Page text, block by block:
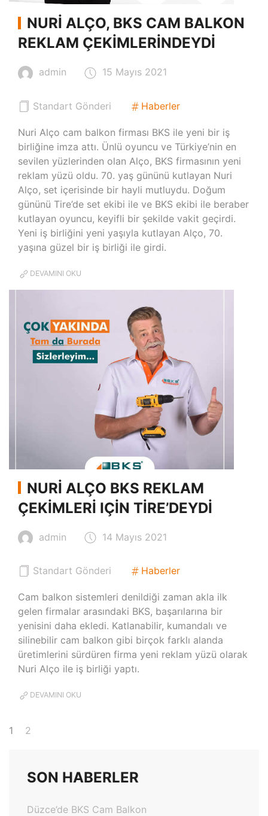
NURI ALÇO, BKS CAM BALKON
REKLAM ÇEKIMLERINDEYDI
admin 15 Mayıs 2021
Standart Gönderi Haberler
Nuri Alço cam balkon firması BKS ile yeni bir iş
birliğine imza attı. Ünlü oyuncu ve Türkiye’nin en
sevilen yüzlerinden olan Alço, BKS firmasının yeni
reklam yüzü oldu. 70. yaş gününü kutlayan Nuri
Alço, set içerisinde bir hayli mutluydu. Doğum
gününü Tire’de set ekibi ile ve BKS ekibi ile beraber
kutlayan oyuncu, keyifli bir şekilde vakit geçirdi.
Yeni iş birliğini yeni yaşıyla kutlayan Alço, 70.
yaşına güzel bir iş birliği ile girdi.
DEVAMINI OKU
NURI ALÇO BKS REKLAM
ÇEKIMLERI IÇIN TIRE’DEYDI
admin 14 Mayıs 2021
Standart Gönderi Haberler
Cam balkon sistemleri denildiği zaman akla ilk
gelen firmalar arasındaki BKS, başarılarına bir
yenisini daha ekledi. Katlanabilir, kumandalı ve
silinebilir cam balkon gibi birçok farklı alanda
üretimlerini sürdüren firma yeni reklam yüzü olarak
Nuri Alço ile iş birliği yaptı.
DEVAMINI OKU
1 2
SON HABERLER
Düzce’de BKS Cam Balkon